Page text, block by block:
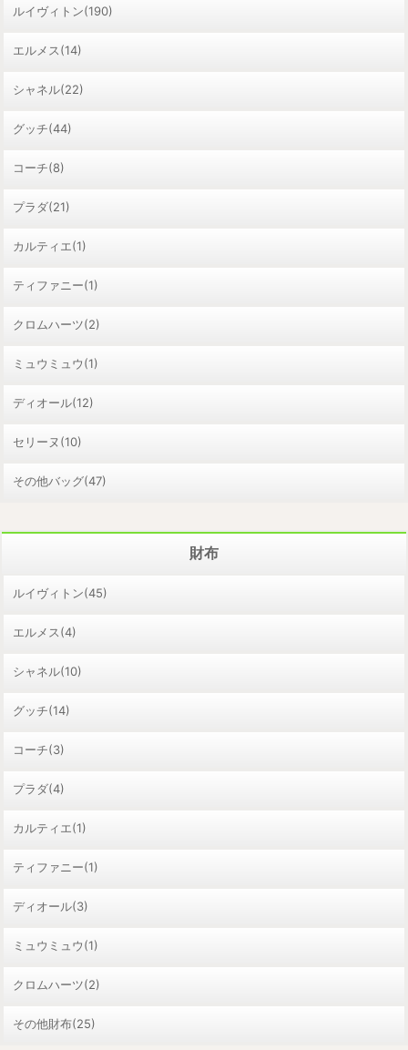
ルイヴィトン(190)
エルメス(14)
シャネル(22)
グッチ(44)
コーチ(8)
プラダ(21)
カルティエ(1)
ティファニー(1)
クロムハーツ(2)
ミュウミュウ(1)
ディオール(12)
セリーヌ(10)
その他バッグ(47)
財布
ルイヴィトン(45)
エルメス(4)
シャネル(10)
グッチ(14)
コーチ(3)
プラダ(4)
カルティエ(1)
ティファニー(1)
ディオール(3)
ミュウミュウ(1)
クロムハーツ(2)
その他財布(25)